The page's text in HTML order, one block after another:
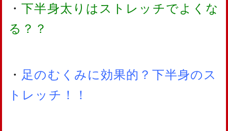
・下半身太りはストレッチでよくな
る？？
・ 足のむくみに効果的？下半身のス
トレッチ！！